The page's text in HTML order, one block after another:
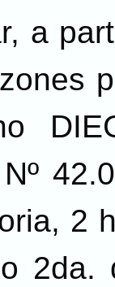
a
2
2da.